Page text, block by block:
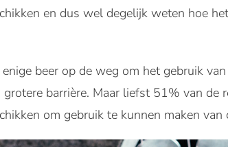
en dus wel degelijk weten hoe
beer op de weg om het gebruik
barrière. Maar liefst 51% van de
om gebruik te kunnen maken van